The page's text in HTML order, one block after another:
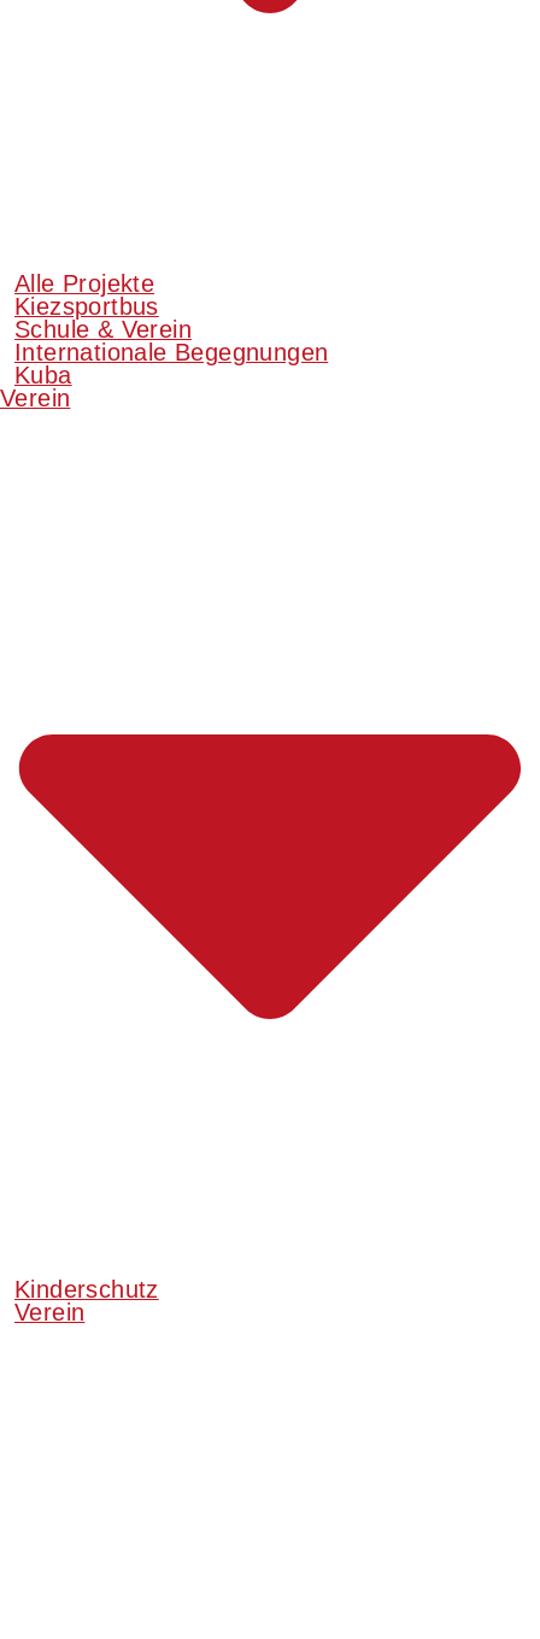
Alle Projekte
Kiezsportbus
Schule & Verein
Internationale Begegnungen
Kuba
Verein
Kinderschutz
Verein